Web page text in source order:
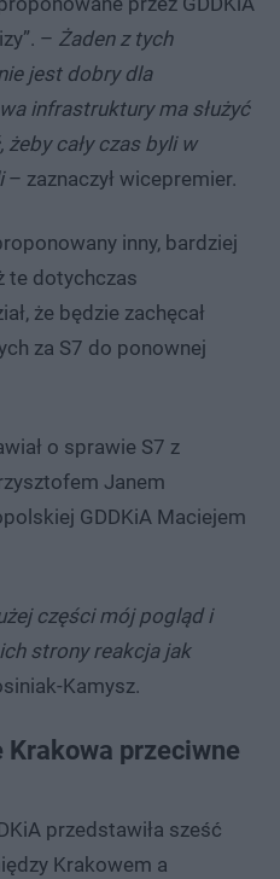
– Żaden z tych
jest dobry dla
infrastruktury ma służyć
cały czas byli w
– zaznaczył wicepremier.
inny, bardziej
te dotychczas
że będzie zachęcał
za S7 do ponownej
o sprawie S7 z
Janem
GDDKiA Maciejem
części mój pogląd i
strony reakcja jak
Kamysz.
Krakowa przeciwne
przedstawiła sześć
Krakowem a